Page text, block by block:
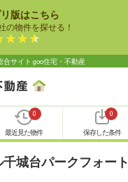
版はこちら
の物件を探せる！
合サイト goo住宅・不動産
0
最近見た物件
0
保存した条件
城台パークフォート